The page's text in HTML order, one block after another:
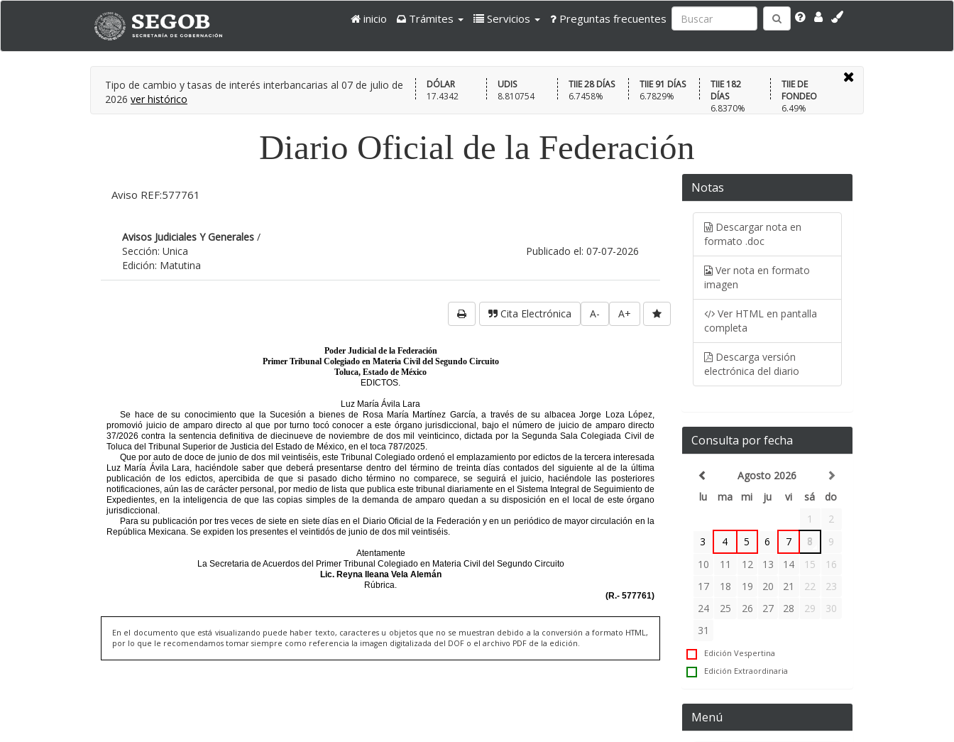
inicio Trámites Servicios Preguntas frecuentes
Tipo de cambio y tasas de interés interbancarias al 07 de julio de
2026 ver histórico
DÓLAR
17.4342
UDIS
8.810754
TIIE 28 DÍAS
6.7458%
TIIE 91 DÍAS
6.7829%
TIIE 182
DÍAS
6.8370%
TIIE DE
FONDEO
6.49%
Diario Oficial de la Federación
Aviso REF:577761
Avisos Judiciales Y Generales /
Publicado el: 07-07-2026
Sección: Unica
Edición: Matutina
A+
A-
Cita Electrónica
En el documento que está visualizando puede haber texto, caracteres u objetos que no se muestran debido a la conversión a formato HTML,
por lo que le recomendamos tomar siempre como referencia la imagen digitalizada del DOF o el archivo PDF de la edición.
Notas
Descargar nota en
formato .doc
Ver nota en formato
imagen
Ver HTML en pantalla
completa
Descarga versión
electrónica del diario
Consulta por fecha
Agosto 2026
lu
ma mi ju vi sá
do
1
2
3
4 5 6 7 8
9
10
11 12 13 14 15
16
17
18 19 20 21 22
23
24
25 26 27 28 29
30
31
Edición Vespertina
Edición Extraordinaria
Menú